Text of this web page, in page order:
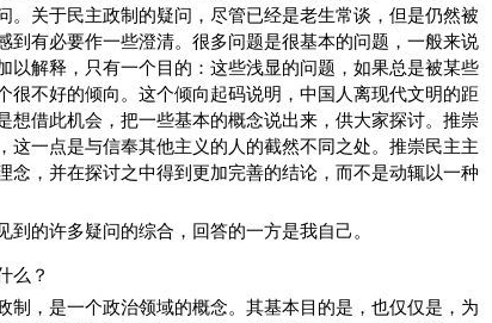
。关于民主政制的疑问，尽管已经是老生常谈，但是仍然被
到有必要作一些澄清。很多问题是很基本的问题，一般来说
以解释，只有一个目的：这些浅显的问题，如果总是被某些
很不好的倾向。这个倾向起码说明，中国人离现代文明的距
想借此机会，把一些基本的概念说出来，供大家探讨。推崇
这一点是与信奉其他主义的人的截然不同之处。推崇民主主
念，并在探讨之中得到更加完善的结论，而不是动辄以一种
的许多疑问的综合，回答的一方是我自己。
么？
制，是一个政治领域的概念。其基本目的是，也仅仅是，为